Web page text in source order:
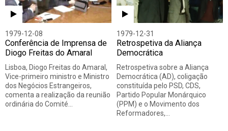
1979-12-08
Conferência de Imprensa de
Diogo Freitas do Amaral
Lisboa, Diogo Freitas do Amaral,
Vice-primeiro ministro e Ministro
dos Negócios Estrangeiros,
comenta a realização da reunião
ordinária do Comité…
1979-12-31
Retrospetiva da Aliança
Democrática
Retrospetiva sobre a Aliança
Democrática (AD), coligação
constituída pelo PSD, CDS,
Partido Popular Monárquico
(PPM) e o Movimento dos
Reformadores,…